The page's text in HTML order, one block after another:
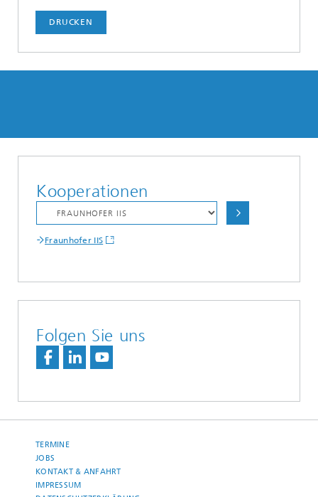
DRUCKEN
Kooperationen
Fraunhofer IIS
Folgen Sie uns
TERMINE
JOBS
KONTAKT & ANFAHRT
IMPRESSUM